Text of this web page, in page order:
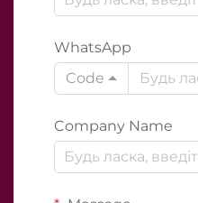
WhatsApp
Code
Company Name